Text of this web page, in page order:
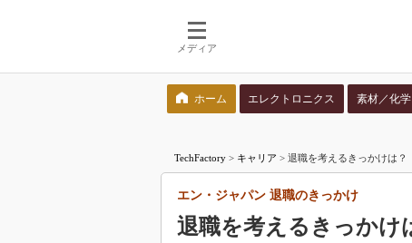
メディア
ホーム エレクトロニクス 素材／化学
TechFactory > キャリア > 退職を考えるきっかけは
退職を考えるきっか
エン・ジャパン 退職のきっかけ